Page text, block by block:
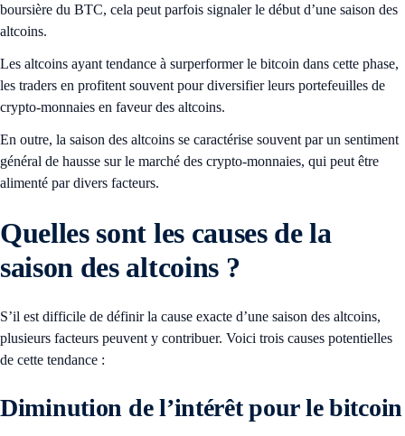
boursière du BTC, cela peut parfois signaler le début d’une saison des
altcoins.
Les altcoins ayant tendance à surperformer le bitcoin dans cette phase,
les traders en profitent souvent pour diversifier leurs portefeuilles de
crypto-monnaies en faveur des altcoins.
En outre, la saison des altcoins se caractérise souvent par un sentiment
général de hausse sur le marché des crypto-monnaies, qui peut être
alimenté par divers facteurs.
Quelles sont les causes de la
saison des altcoins ?
S’il est difficile de définir la cause exacte d’une saison des altcoins,
plusieurs facteurs peuvent y contribuer. Voici trois causes potentielles
de cette tendance :
Diminution de l’intérêt pour le bitcoin